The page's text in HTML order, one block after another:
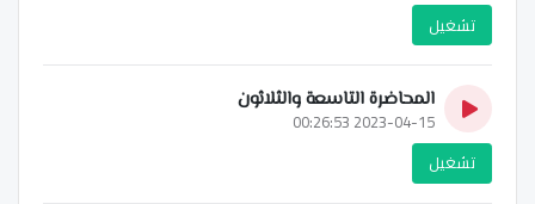
تشغيل
المحاضرة التاسعة والثلاثون
2023-04-15 00:26:53
تشغيل